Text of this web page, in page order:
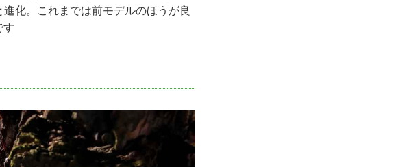
化。これまでは前モデルのほうが良
す